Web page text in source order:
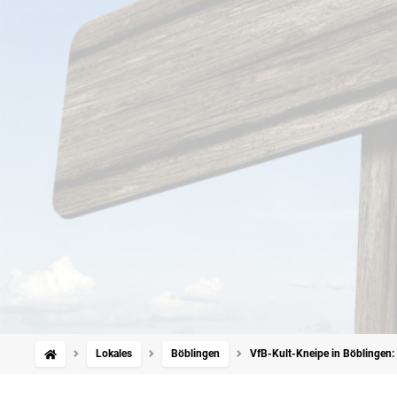
Lokales Böblingen VfB-Kult-Kneipe in Böblingen: